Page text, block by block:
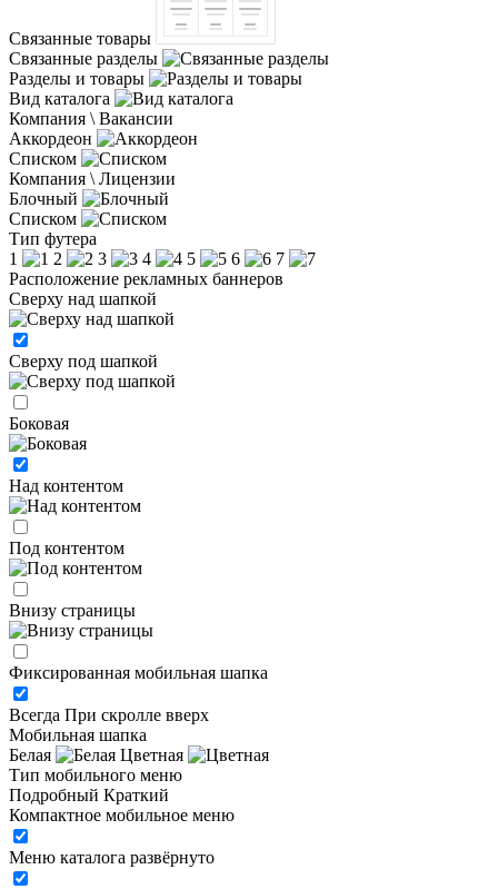
Связанные товары
Связанные разделы
Разделы и товары
Вид каталога
Компания \ Вакансии
Аккордеон
Списком
Компания \ Лицензии
Блочный
Списком
Тип футера
1
2 3 4 5 6
7
Расположение рекламных баннеров
Сверху над шапкой
Сверху под шапкой
Боковая
Над контентом
Под контентом
Внизу страницы
Фиксированная мобильная шапка
Всегда При скролле вверх
Мобильная шапка
Белая
Цветная
Тип мобильного меню
Подробный Краткий
Компактное мобильное меню
Меню каталога развёрнуто